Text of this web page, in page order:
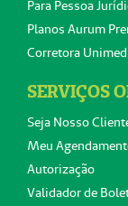
Para Pessoa
Planos Aurum
Corretora Unimed
SERVIÇOS
Seja Nosso
Meu
Autorização
Validador de